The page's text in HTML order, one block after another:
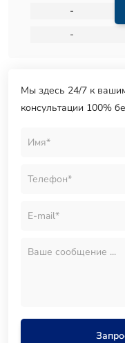
-
-
Мы здесь 24/7 к
консультации 100%